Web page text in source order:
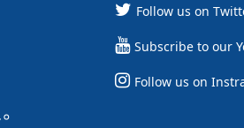
Follow us on
Subscribe to our
Follow us on